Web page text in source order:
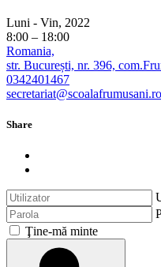
Luni - Vin, 2022
8:00 – 18:00
Romania,
str. București, nr. 396,
0342401467
secretariat@scoalafrumusani.ro
Share
Ţine-mă minte